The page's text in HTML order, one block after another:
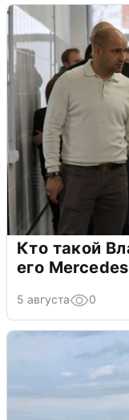
Кто такой
его
5 августа 0